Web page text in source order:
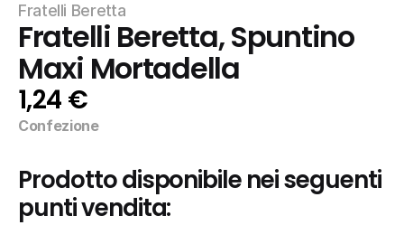
Fratelli Beretta
Fratelli Beretta, Spuntino
Maxi Mortadella
1,24 €
Confezione
Prodotto disponibile nei seguenti
punti vendita: